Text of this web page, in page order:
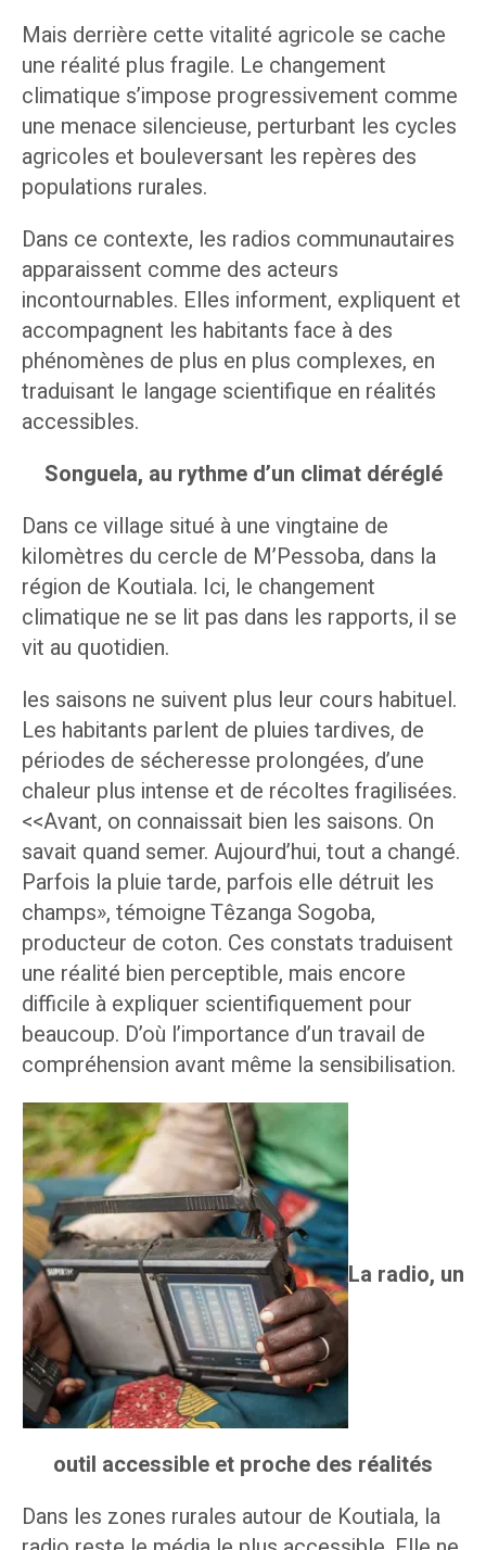
Mais derrière cette vitalité agricole se cache
une réalité plus fragile. Le changement
climatique s’impose progressivement comme
une menace silencieuse, perturbant les cycles
agricoles et bouleversant les repères des
populations rurales.
Dans ce contexte, les radios communautaires
apparaissent comme des acteurs
incontournables. Elles informent, expliquent et
accompagnent les habitants face à des
phénomènes de plus en plus complexes, en
traduisant le langage scientifique en réalités
accessibles.
Songuela, au rythme d’un climat déréglé
Dans ce village situé à une vingtaine de
kilomètres du cercle de M’Pessoba, dans la
région de Koutiala. Ici, le changement
climatique ne se lit pas dans les rapports, il se
vit au quotidien.
les saisons ne suivent plus leur cours habituel.
Les habitants parlent de pluies tardives, de
périodes de sécheresse prolongées, d’une
chaleur plus intense et de récoltes fragilisées.
<<Avant, on connaissait bien les saisons. On
savait quand semer. Aujourd’hui, tout a changé.
Parfois la pluie tarde, parfois elle détruit les
champs», témoigne Têzanga Sogoba,
producteur de coton. Ces constats traduisent
une réalité bien perceptible, mais encore
difficile à expliquer scientifiquement pour
beaucoup. D’où l’importance d’un travail de
compréhension avant même la sensibilisation.
La radio, un
outil accessible et proche des réalités
Dans les zones rurales autour de Koutiala, la